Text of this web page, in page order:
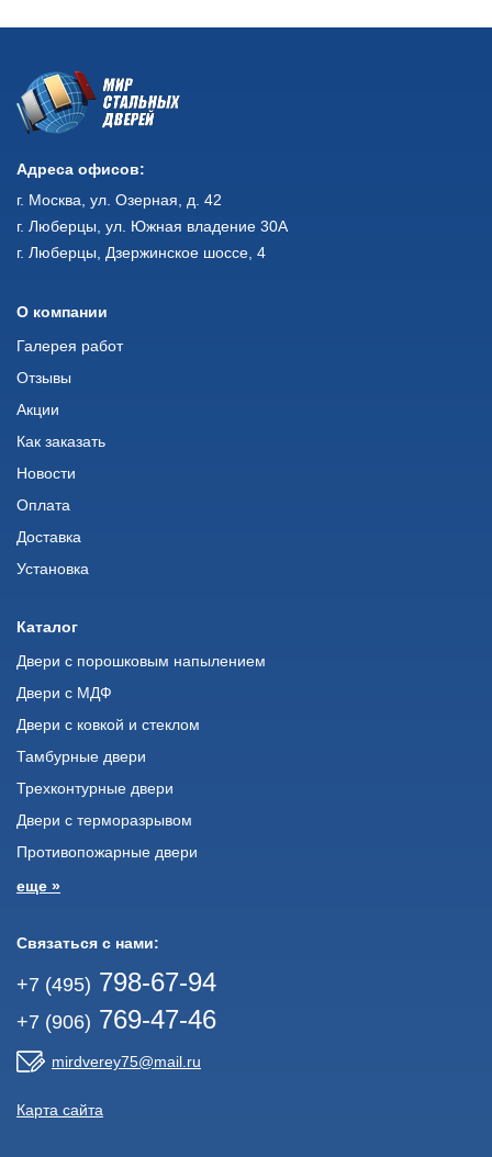
Адреса офисов:
г. Москва, ул. Озерная, д. 42
г. Люберцы, ул. Южная владение 30А
г. Люберцы, Дзержинское шоссе, 4
О компании
Галерея работ
Отзывы
Акции
Как заказать
Новости
Оплата
Доставка
Установка
Каталог
Двери с порошковым напылением
Двери с МДФ
Двери с ковкой и стеклом
Тамбурные двери
Трехконтурные двери
Двери с терморазрывом
Противопожарные двери
еще »
Связаться с нами:
+7 (495) 798-67-94
+7 (906) 769-47-46
mirdverey75@mail.ru
Карта сайта